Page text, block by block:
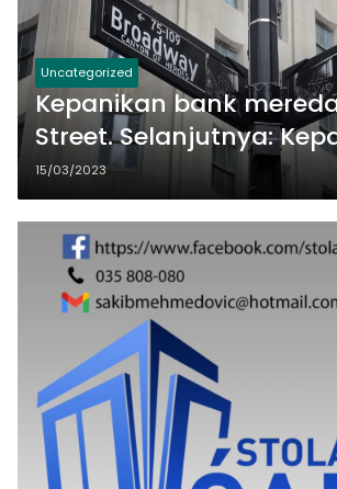
Uncategorized
Kepanikan bank
Street. Selanjutnya:
Fed
15/03/2023